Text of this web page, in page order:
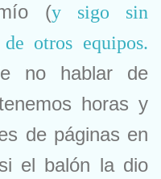
(y sigo sin
otros equipos.
no hablar de
horas y
de páginas en
el balón la dio